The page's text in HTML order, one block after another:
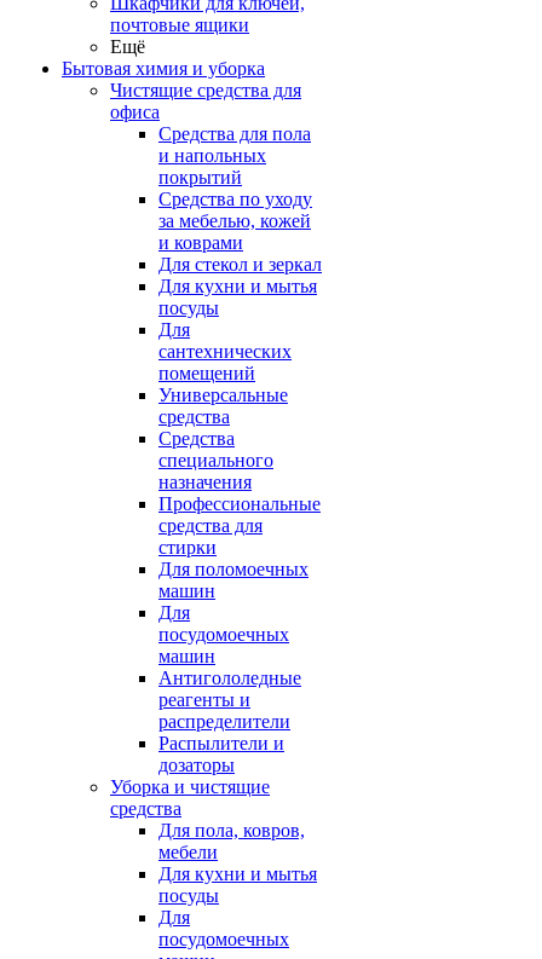
почтовые ящики
Ещё
Бытовая химия и уборка
Чистящие средства для
офиса
Средства для пола
и напольных
покрытий
Средства по уходу
за мебелью, кожей
и коврами
Для стекол и зеркал
Для кухни и мытья
посуды
Для
сантехнических
помещений
Универсальные
средства
Средства
специального
назначения
Профессиональные
средства для
стирки
Для поломоечных
машин
Для
посудомоечных
машин
Антигололедные
реагенты и
распределители
Распылители и
дозаторы
Уборка и чистящие
средства
Для пола, ковров,
мебели
Для кухни и мытья
посуды
Для
посудомоечных